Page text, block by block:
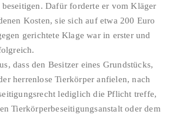
Dafür forderte er vom Kläger
Kosten, sie sich auf etwa 200 Euro
gerichtete Klage war in erster und
dass den Besitzer eines Grundstücks,
herrenlose Tierkörper anfielen, nach
lediglich die Pflicht treffe,
Tierkörperbeseitigungsanstalt oder dem